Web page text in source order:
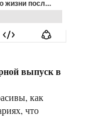
выпуск в
как
что